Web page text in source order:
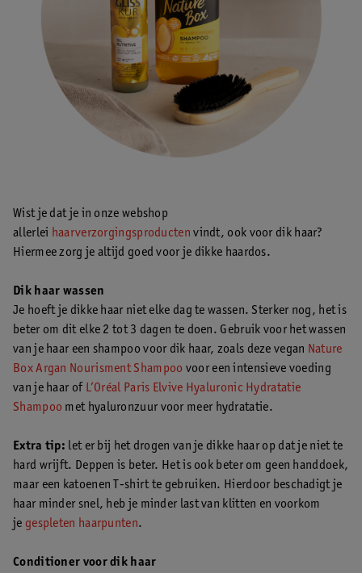
Wist je dat je in onze webshop
allerlei haarverzorgingsproducten vindt, ook voor dik haar?
Hiermee zorg je altijd goed voor je dikke haardos.
Dik haar wassen
Je hoeft je dikke haar niet elke dag te wassen. Sterker nog, het is
beter om dit elke 2 tot 3 dagen te doen. Gebruik voor het wassen
van je haar een shampoo voor dik haar, zoals deze vegan Nature
Box Argan Nourisment Shampoo voor een intensieve voeding
van je haar of L’Oréal Paris Elvive Hyaluronic Hydratatie
Shampoo met hyaluronzuur voor meer hydratatie.
Extra tip: let er bij het drogen van je dikke haar op dat je niet te
hard wrijft. Deppen is beter. Het is ook beter om geen handdoek,
maar een katoenen T-shirt te gebruiken. Hierdoor beschadigt je
haar minder snel, heb je minder last van klitten en voorkom
je gespleten haarpunten.
Conditioner voor dik haar